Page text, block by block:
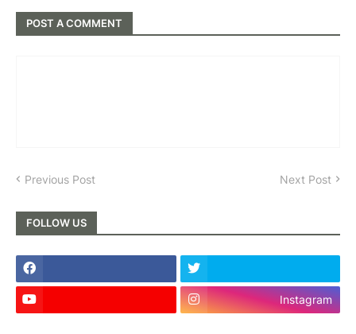
POST A COMMENT
Previous Post Next Post
FOLLOW US
Instagram